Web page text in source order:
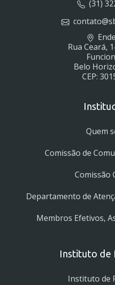
(31)
Rua Ceará,
Belo
CEP:
Quem
Comissão de
Comissão
Departamento de
Membros Efetivos,
Instituto de
Instituto de